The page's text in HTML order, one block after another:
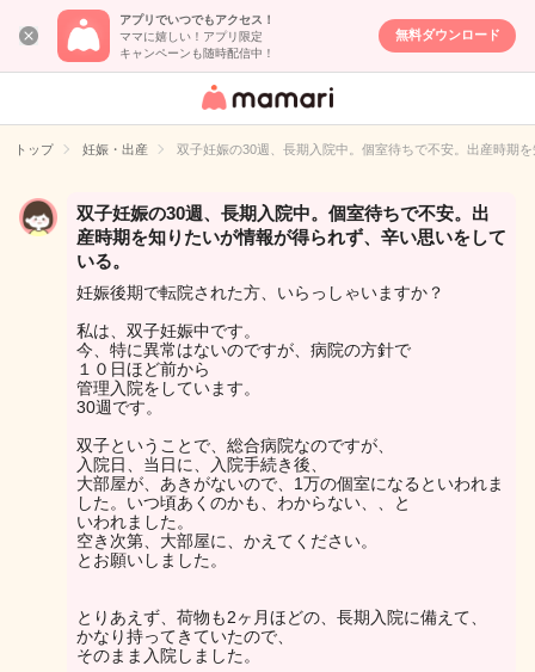
アプリでいつでもアクセス！
ママに嬉しい！アプリ限定
キャンペーンも随時配信中！
無料ダウンロード
女性専用匿名QA
イト
トップ 妊娠・出産 双子妊娠の30週、長期入院中。個室待ちで不安。出産時期
双子妊娠の30週、長期入院中。個室待ちで不安。出
産時期を知りたいが情報が得られず、辛い思いをして
いる。
妊娠後期で転院された方、いらっしゃいますか？
私は、双子妊娠中です。
今、特に異常はないのですが、病院の方針で
１０日ほど前から
管理入院をしています。
30週です。
双子ということで、総合病院なのですが、
入院日、当日に、入院手続き後、
大部屋が、あきがないので、1万の個室になるといわれま
した。いつ頃あくのかも、わからない、、と
いわれました。
空き次第、大部屋に、かえてください。
とお願いしました。
とりあえず、荷物も2ヶ月ほどの、長期入院に備えて、
かなり持ってきていたので、
そのまま入院しました。